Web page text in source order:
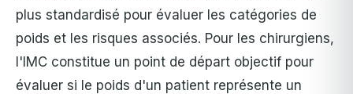
plus standardisé pour évaluer les catégories de
poids et les risques associés. Pour les chirurgiens,
l'IMC constitue un point de départ objectif pour
évaluer si le poids d'un patient représente un